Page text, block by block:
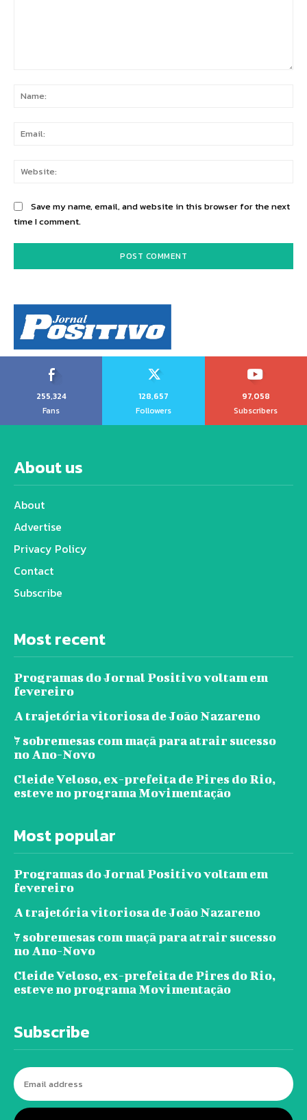
Save my name, email, and website in this browser for the next
time I comment.
255,324
Fans
128,657
Followers
97,058
Subscribers
About us
About
Advertise
Privacy Policy
Contact
Subscribe
Most recent
Programas do Jornal Positivo voltam em
fevereiro
A trajetória vitoriosa de João Nazareno
7 sobremesas com maçã para atrair sucesso
no Ano-Novo
Cleide Veloso, ex-prefeita de Pires do Rio,
esteve no programa Movimentação
Most popular
Programas do Jornal Positivo voltam em
fevereiro
A trajetória vitoriosa de João Nazareno
7 sobremesas com maçã para atrair sucesso
no Ano-Novo
Cleide Veloso, ex-prefeita de Pires do Rio,
esteve no programa Movimentação
Subscribe